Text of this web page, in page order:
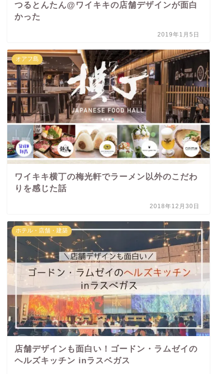
つるとんたん@ワイキキの店舗デザインが面白
かった
2019年1月5日
オアフ島
ワイキキ横丁の梅光軒でラーメン以外のこだわ
りを感じた話
2018年12月30日
ホテル・店舗・建築
店舗デザインも面白い！ゴードン・ラムゼイの
ヘルズキッチン inラスベガス